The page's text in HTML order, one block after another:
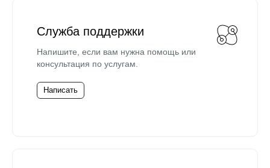
Служба поддержки
Напишите, если вам нужна помощь или
консультация по услугам.
Написать